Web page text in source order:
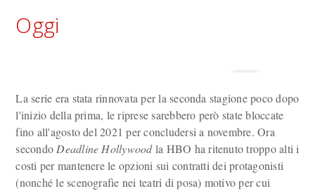
Oggi
La serie era stata rinnovata per la seconda stagione poco dopo
l'inizio della prima, le riprese sarebbero però state bloccate
fino all'agosto del 2021 per concludersi a novembre. Ora
secondo Deadline Hollywoodla HBO ha ritenuto troppo alti i
costi per mantenere le opzioni sui contratti dei protagonisti
(nonché le scenografie nei teatri di posa) motivo per cui